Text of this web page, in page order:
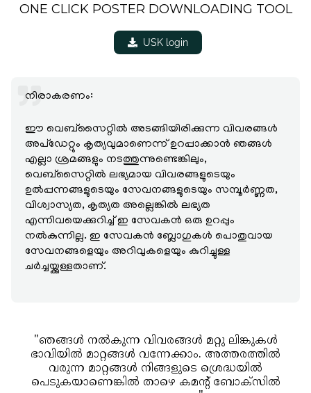
ONE CLICK POSTER DOWNLOADING TOOL
USK login
നിരാകരണം:
ഈ വെബ്‌സൈറ്റിൽ അടങ്ങിയിരിക്കുന്ന വിവരങ്ങൾ
അപ്‌ഡേറ്റും കൃത്യവുമാണെന്ന് ഉറപ്പാക്കാൻ ഞങ്ങൾ
എല്ലാ ശ്രമങ്ങളും നടത്തുന്നുണ്ടെങ്കിലും,
വെബ്‌സൈറ്റിൽ ലഭ്യമായ വിവരങ്ങളുടെയും
ഉൽപ്പന്നങ്ങളുടെയും സേവനങ്ങളുടെയും സമ്പൂർണ്ണത,
വിശ്വാസ്യത, കൃത്യത അല്ലെങ്കിൽ ലഭ്യത
എന്നിവയെക്കുറിച്ച് ഇ സേവകൻ ഒരു ഉറപ്പും
നൽകുന്നില്ല. ഇ സേവകൻ ബ്ലോഗുകൾ പൊതുവായ
സേവനങ്ങളെയും അറിവുകളെയും കുറിച്ചുള്ള
ചർച്ചയ്ക്കുള്ളതാണ്.
"ഞങ്ങൾ നൽകുന്ന വിവരങ്ങൾ മറ്റു ലിങ്കുകൾ
ഭാവിയിൽ മാറ്റങ്ങൾ വന്നേക്കാം. അത്തരത്തിൽ
വരുന്ന മാറ്റങ്ങൾ നിങ്ങളുടെ ശ്രെദ്ധയിൽ
പെടുകയാണെങ്കിൽ താഴെ കമന്റ് ബോക്സിൽ